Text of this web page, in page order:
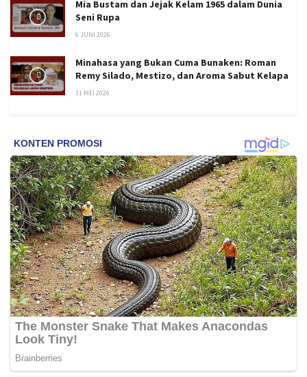
Mia Bustam dan Jejak Kelam 1965 dalam Dunia
Seni Rupa
6 JUNI 2026
Minahasa yang Bukan Cuma Bunaken: Roman
Remy Silado, Mestizo, dan Aroma Sabut Kelapa
31 MEI 2026